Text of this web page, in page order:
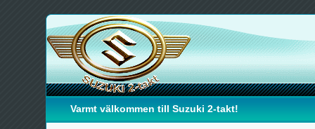
Varmt välkommen till Suzuki 2-takt!